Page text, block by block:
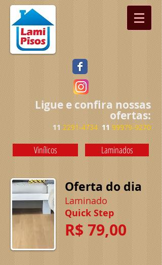
Ligue e confira nossas
ofertas:
112291-4734 1199979-9270
Vinílicos Laminados
Oferta do dia
Laminado
Quick Step
R$ 79,00